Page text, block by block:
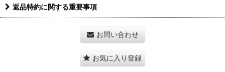
返品特約に関する重要事項
お問い合わせ
お気に入り登録